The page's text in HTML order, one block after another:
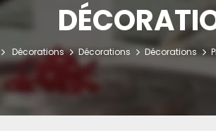
Décorations Décorations Décorations